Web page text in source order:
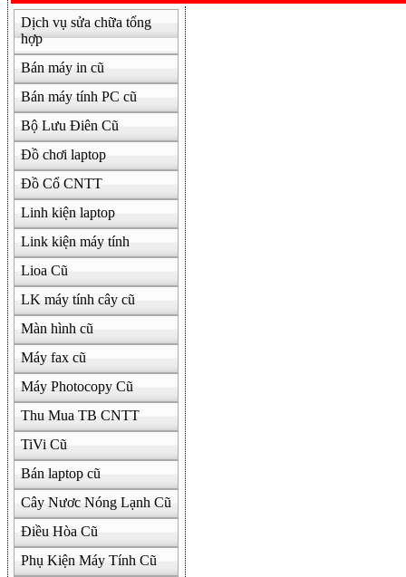
Dịch vụ sửa chữa tổng
hợp
Bán máy in cũ
Bán máy tính PC cũ
Bộ Lưu Điên Cũ
Đồ chơi laptop
Đồ Cổ CNTT
Linh kiện laptop
Link kiện máy tính
Lioa Cũ
LK máy tính cây cũ
Màn hình cũ
Máy fax cũ
Máy Photocopy Cũ
Thu Mua TB CNTT
TiVi Cũ
Bán laptop cũ
Cây Nươc Nóng Lạnh Cũ
Điều Hòa Cũ
Phụ Kiện Máy Tính Cũ